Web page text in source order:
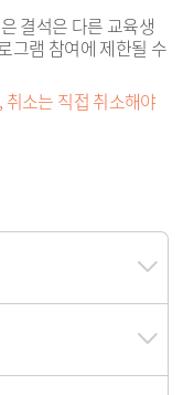
결석은 다른 교육생
그램 참여에 제한될 수
소는 직접 취소해야